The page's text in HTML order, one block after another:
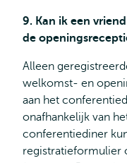
9. Kan ik een
de
Alleen
welkomst- en
aan het
onafhankelijk van
conferentiediner
registratieformulier